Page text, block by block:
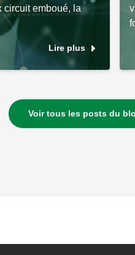
circuit emboué, la
Lire plus
Voir tous les posts du